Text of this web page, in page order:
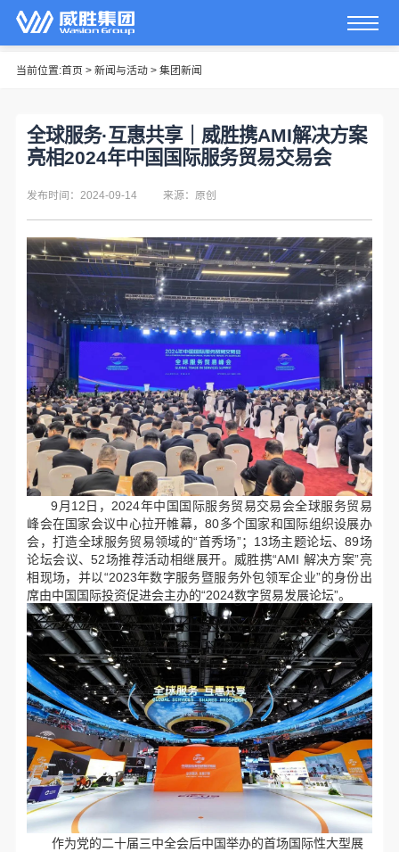
当前位置:首页 > 新闻与活动> 集团新闻
全球服务·互惠共享｜威胜携AMI解决方案
亮相2024年中国国际服务贸易交易会
发布时间：2024-09-14 来源：原创
9月12日，2024年中国国际服务贸易交易会全球服务贸易
峰会在国家会议中心拉开帷幕，80多个国家和国际组织设展办
会，打造全球服务贸易领域的“首秀场”；13场主题论坛、89场
论坛会议、52场推荐活动相继展开。威胜携“AMI 解决方案”亮
相现场，并以“2023年数字服务暨服务外包领军企业”的身份出
席由中国国际投资促进会主办的“2024数字贸易发展论坛”。
作为党的二十届三中全会后中国举办的首场国际性大型展